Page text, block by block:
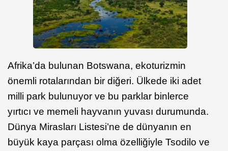
Afrika’da bulunan Botswana, ekoturizmin
önemli rotalarından bir diğeri. Ülkede iki adet
milli park bulunuyor ve bu parklar binlerce
yırtıcı ve memeli hayvanın yuvası durumunda.
Dünya Mirasları Listesi’ne de dünyanın en
büyük kaya parçası olma özelliğiyle Tsodilo ve